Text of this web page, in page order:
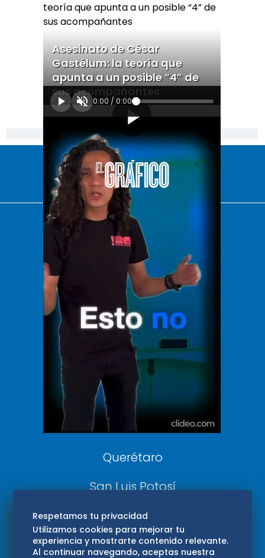
Asesinato de César
Gastélum: la teoría que
apunta a un posible “4” de
sus acompañantes
0:00 / 0:00
[Publicidad]
El Universal
Vive USA
Clase
De 10 sports
DeDinero
Confabulario
Aviso Oportuno
Consultas
Querétaro
San Luis Potosí
Edomex
Consultas
Respetamos tu privacidad
Utilizamos cookies para mejorar tu
experiencia y mostrarte contenido relevante.
Al continuar navegando, aceptas nuestra